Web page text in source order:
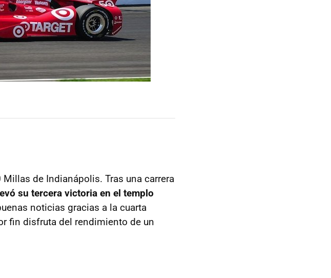
de Indianápolis. Tras una carrera
su tercera victoria en el templo
noticias gracias a la cuarta
fin disfruta del rendimiento de un